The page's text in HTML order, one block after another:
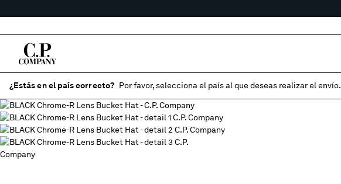
¿Estás en el país correcto? Por favor, selecciona el país al que deseas realizar el envío.